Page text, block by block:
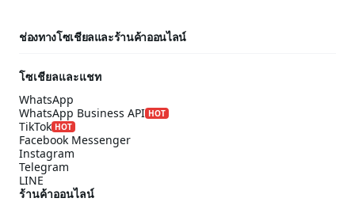
ช่องทางโซเชียลและร้านค้าออนไลน์
โซเชียลและแชท
WhatsApp
WhatsApp Business API HOT
TikTok HOT
Facebook Messenger
Instagram
Telegram
LINE
ร้านค้าออนไลน์